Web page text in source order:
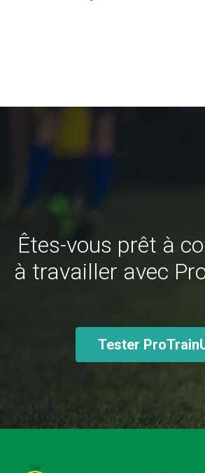
Êtes-vous prêt à
à travailler avec
Tester